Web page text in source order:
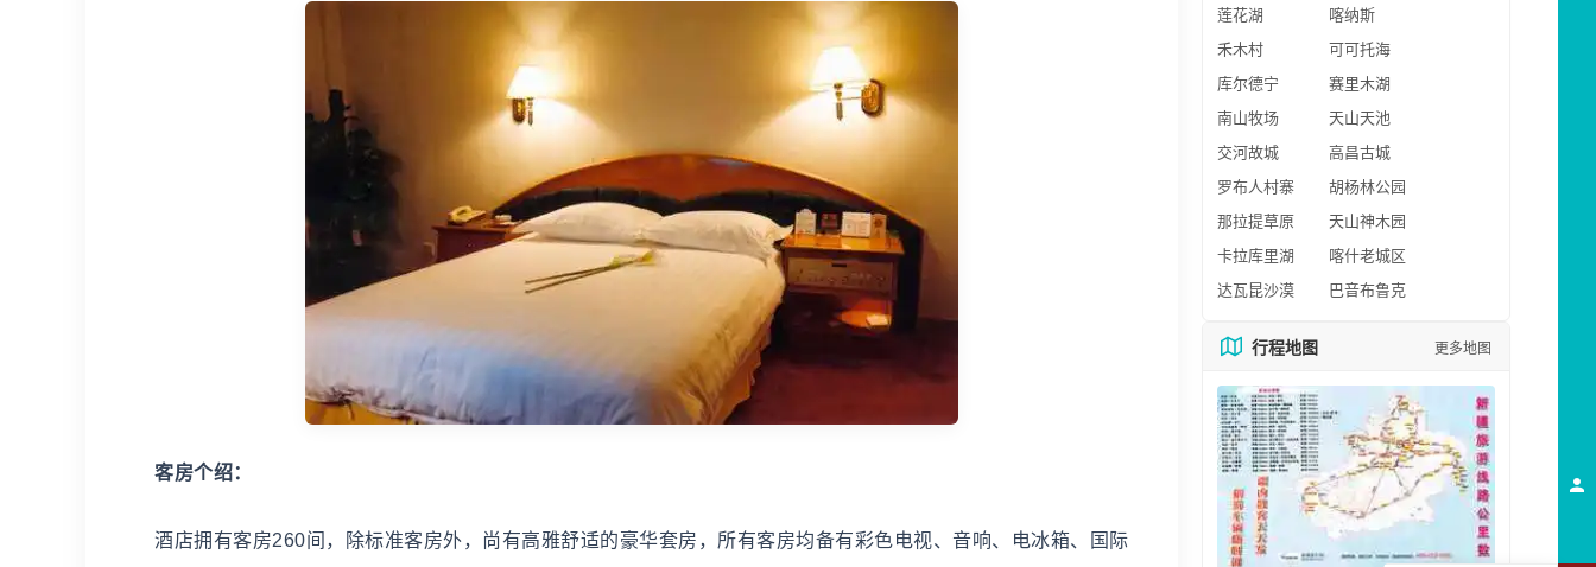
客房个绍：
酒店拥有客房260间，除标准客房外，尚有高雅舒适的豪华套房，所有客房均备有彩色电视、音响、电冰箱、国际
莲花湖
喀纳斯
禾木村
可可托海
库尔德宁
赛里木湖
南山牧场
天山天池
交河故城
高昌古城
罗布人村寨
胡杨林公园
那拉提草原
天山神木园
卡拉库里湖
喀什老城区
达瓦昆沙漠
巴音布鲁克
行程地图 更多地图